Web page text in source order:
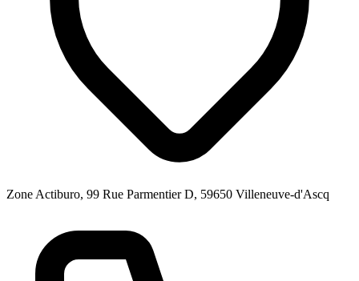
Zone Actiburo, 99 Rue Parmentier D, 59650 Villeneuve-d'Ascq